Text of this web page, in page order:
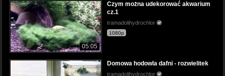
05:05
Czym można udekorować akwarium
cz.1
tramadolihydrochlor
1080p
Domowa hodowla dafni - rozwielitek
tramadolihydrochlor